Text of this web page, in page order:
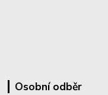
Osobní odběr